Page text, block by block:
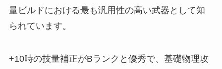
量ビルドにおける最も汎用性の高い武器として知
られています。
+10時の技量補正がBランクと優秀で、基礎物理攻